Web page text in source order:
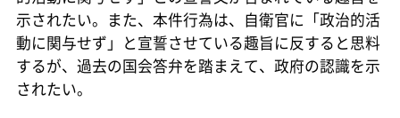
示されたい。また、本件行為は、自衛官に「政治的活
動に関与せず」と宣誓させている趣旨に反すると思料
するが、過去の国会答弁を踏まえて、政府の認識を示
されたい。